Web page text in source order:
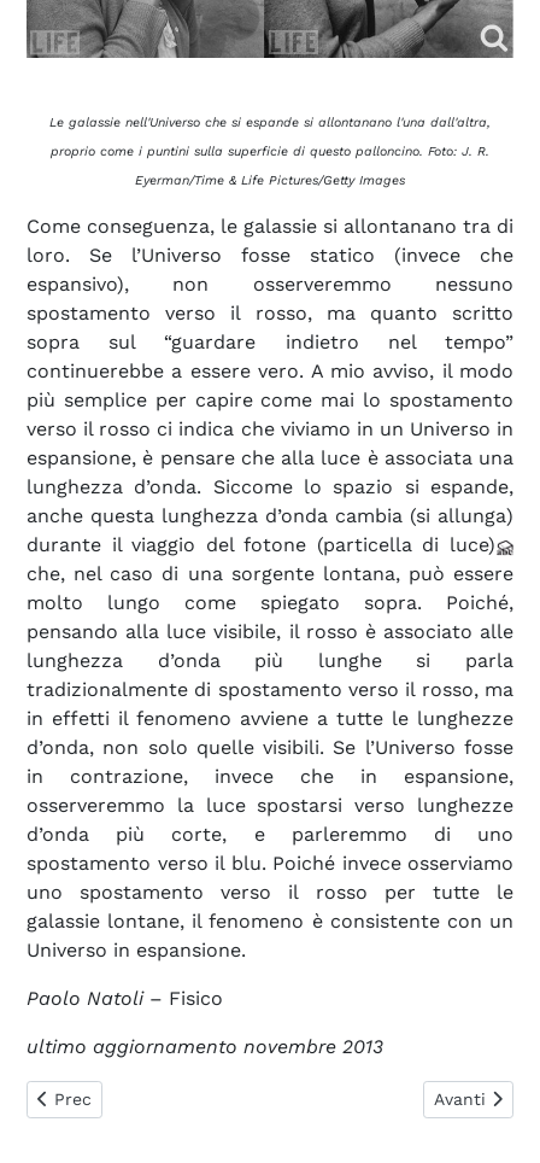
Le galassie nell'Universo che si espande si allontanano l'una dall'altra,
proprio come i puntini sulla superficie di questo palloncino. Foto: J. R.
Eyerman/Time & Life Pictures/Getty Images
Come conseguenza, le galassie si allontanano tra di
loro. Se l’Universo fosse statico (invece che
espansivo), non osserveremmo nessuno
spostamento verso il rosso, ma quanto scritto
sopra sul “guardare indietro nel tempo”
continuerebbe a essere vero. A mio avviso, il modo
più semplice per capire come mai lo spostamento
verso il rosso ci indica che viviamo in un Universo in
espansione, è pensare che alla luce è associata una
lunghezza d’onda. Siccome lo spazio si espande,
anche questa lunghezza d’onda cambia (si allunga)
durante il viaggio del fotone (particella di luce)
che, nel caso di una sorgente lontana, può essere
molto lungo come spiegato sopra. Poiché,
pensando alla luce visibile, il rosso è associato alle
lunghezza d’onda più lunghe si parla
tradizionalmente di spostamento verso il rosso, ma
in effetti il fenomeno avviene a tutte le lunghezze
d’onda, non solo quelle visibili. Se l’Universo fosse
in contrazione, invece che in espansione,
osserveremmo la luce spostarsi verso lunghezze
d’onda più corte, e parleremmo di uno
spostamento verso il blu. Poiché invece osserviamo
uno spostamento verso il rosso per tutte le
galassie lontane, il fenomeno è consistente con un
Universo in espansione.
Paolo Natoli– Fisico
ultimo aggiornamento novembre 2013
Articolo precedente: 0403. Definizione di Universo
Prec Articolo
Avanti